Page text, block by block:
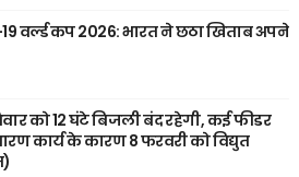
वर्ल्ड कप 2026: भारत ने छठा खिताब अपने
को 12 घंटे बिजली बंद रहेगी, कई फीडर
कार्य के कारण 8 फरवरी को विद्युत